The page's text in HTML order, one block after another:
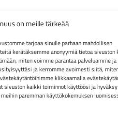
on meille tärkeää
tarjoaa sinulle parhaan mahdollisen
kerätäksemme anonyymiä tietoa sivuston
miten voimme parantaa palveluamme
ja kerromme avoimesti siitä,
klikkaamalla
sivuston kaikki toiminnot käyttöösi ja
paremman käyttökokemuksen